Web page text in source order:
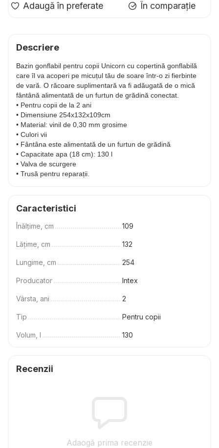
Adaugă în preferate În comparație
Descriere
Bazin gonflabil pentru copii Unicorn cu copertină gonflabilă
care îl va acoperi pe micuțul tău de soare într-o zi fierbinte
de vară. O răcoare suplimentară va fi adăugată de o mică
fântână alimentată de un furtun de grădină conectat.
• Pentru copii de la 2 ani
• Dimensiune 254x132x109cm
• Material: vinil de 0,30 mm grosime
• Culori vii
• Fântâna este alimentată de un furtun de grădină
• Capacitate apa (18 cm): 130 l
• Valva de scurgere
• Trusă pentru reparații.
Caracteristici
Înălțime, cm 109
Lățime, cm 132
Lungime, cm 254
Producator Intex
Vârsta, ani 2
Tip Pentru copii
Volum, l 130
Recenzii
Adaogă prima recenzie